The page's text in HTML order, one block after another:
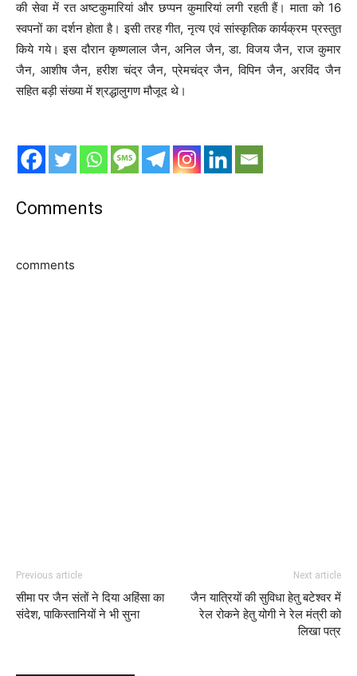
की सेवा में रत अष्टकुमारियां और छप्पन कुमारियां लगी रहती हैं। माता को 16
स्वपनों का दर्शन होता है। इसी तरह गीत, नृत्य एवं सांस्कृतिक कार्यक्रम प्रस्तुत
किये गये। इस दौरान कृष्णलाल जैन, अनिल जैन, डा. विजय जैन, राज कुमार
जैन, आशीष जैन, हरीश चंद्र जैन, प्रेमचंद्र जैन, विपिन जैन, अरविंद जैन
सहित बड़ी संख्या में श्रद्धालुगण मौजूद थे।
Comments
comments
Previous article
सीमा पर जैन संतों ने दिया अहिंसा का
संदेश, पाकिस्तानियों ने भी सुना
Next article
जैन यात्रियों की सुविधा हेतु बटेश्वर में
रेल रोकने हेतु योगी ने रेल मंत्री को
लिखा पत्र